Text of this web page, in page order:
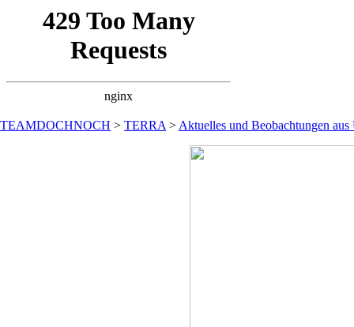
TEAMDOCHNOCH > TERRA > Aktuelles und Beobachtungen aus